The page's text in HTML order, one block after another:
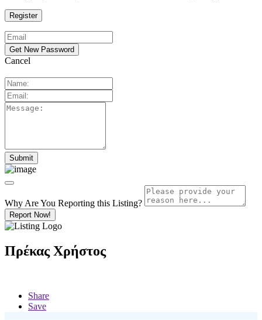
Cancel
Why Are You Reporting this Listing?
Report Now!
Πρέκας Χρήστος
Share
Save